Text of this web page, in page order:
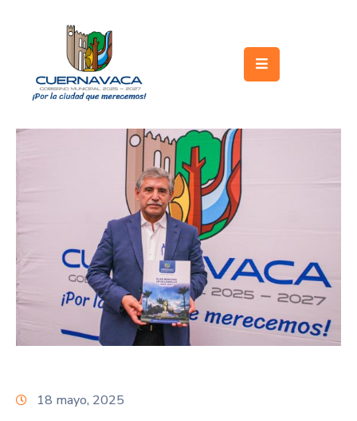
Gobierno
y
Servicios
Licitaciones
Transparencia
Directorio
18 mayo, 2025